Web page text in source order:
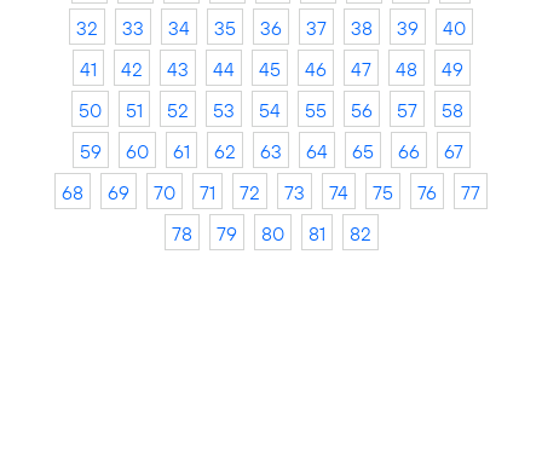
32
33 34 35 36 37 38 39
40
41
42 43 44 45 46 47 48
49
50
51 52 53 54 55 56 57
58
59
60 61 62 63 64 65 66
67
68
69 70 71 72 73 74 75 76
77
78
79 80 81 82